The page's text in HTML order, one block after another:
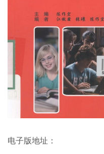
电子版地址：